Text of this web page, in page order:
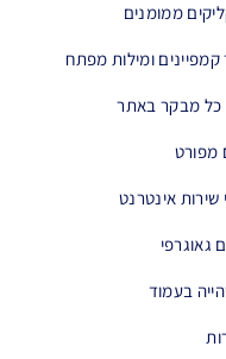
ומילות מפתח
כל מבקר באתר
מפורט
שירות אינטרנט
גאוגרפי
בעמוד